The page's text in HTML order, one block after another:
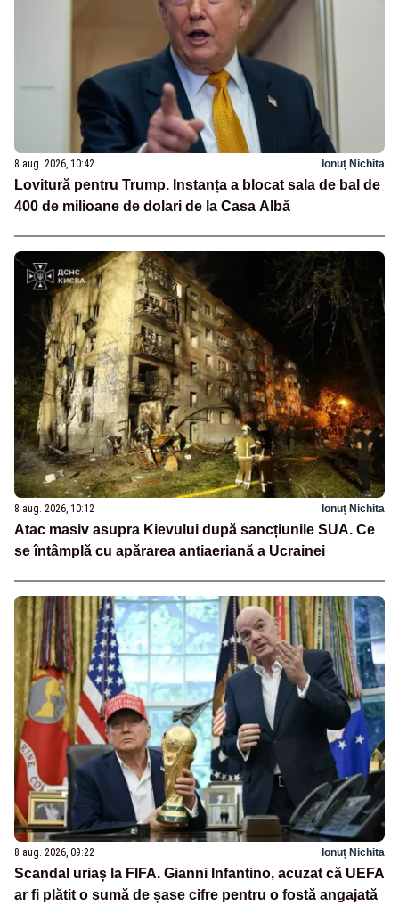
8 aug. 2026, 10:42 Ionuț Nichita
Lovitură pentru Trump. Instanța a blocat sala de bal de
400 de milioane de dolari de la Casa Albă
8 aug. 2026, 10:12 Ionuț Nichita
Atac masiv asupra Kievului după sancțiunile SUA. Ce
se întâmplă cu apărarea antiaeriană a Ucrainei
8 aug. 2026, 09:22 Ionuț Nichita
Scandal uriaș la FIFA. Gianni Infantino, acuzat că UEFA
ar fi plătit o sumă de șase cifre pentru o fostă angajată